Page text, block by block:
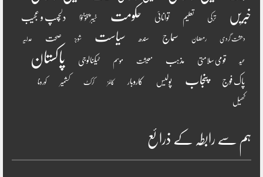
خبریں
ترکی تعلیم توانائی حکومت خیبر پختونخوا دلچسپ و عجیب
دھشت گردی رمضان سماج سندھ سیاست شوبز صحت عدلیہ
عید قومی سلامتی مذہب معیشت موسم ٹیکنالوجی پاکستان
پاک فوج پنجاب پولیس کاروبار کالمز کرکٹ کشمیر کورونا
کھیل
ہم سے رابطہ کے ذرائع